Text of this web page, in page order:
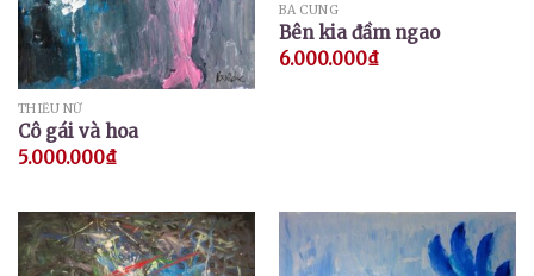
THIẾU NỮ
Cô gái và hoa
5.000.000₫
BÁ CUNG
Bên kia đầm ngao
6.000.000₫